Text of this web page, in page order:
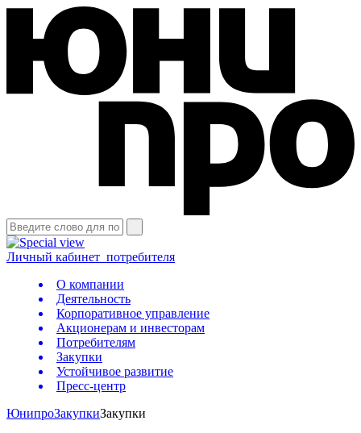
Личный кабинет потребителя
О компании
Деятельность
Корпоративное управление
Акционерам и инвесторам
Потребителям
Закупки
Устойчивое развитие
Пресс-центр
ЮнипроЗакупкиЗакупки